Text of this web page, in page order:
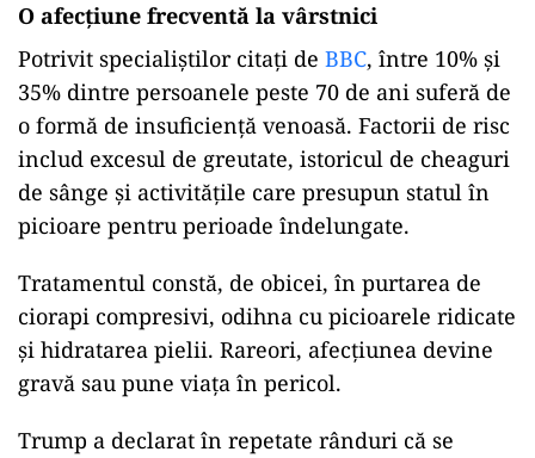
O afecțiune frecventă la vârstnici
Potrivit specialiștilor citați de BBC, între 10% și
35% dintre persoanele peste 70 de ani suferă de
o formă de insuficiență venoasă. Factorii de risc
includ excesul de greutate, istoricul de cheaguri
de sânge și activitățile care presupun statul în
picioare pentru perioade îndelungate.
Tratamentul constă, de obicei, în purtarea de
ciorapi compresivi, odihna cu picioarele ridicate
și hidratarea pielii. Rareori, afecțiunea devine
gravă sau pune viața în pericol.
Trump a declarat în repetate rânduri că se